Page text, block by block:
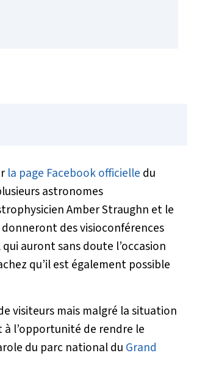
la page Facebook officielle du
astronomes
Amber Straughn et le
des visioconférences
auront sans doute l’occasion
qu’il est également possible
visiteurs mais malgré la situation
à l’opportunité de rendre le
du parc national du Grand